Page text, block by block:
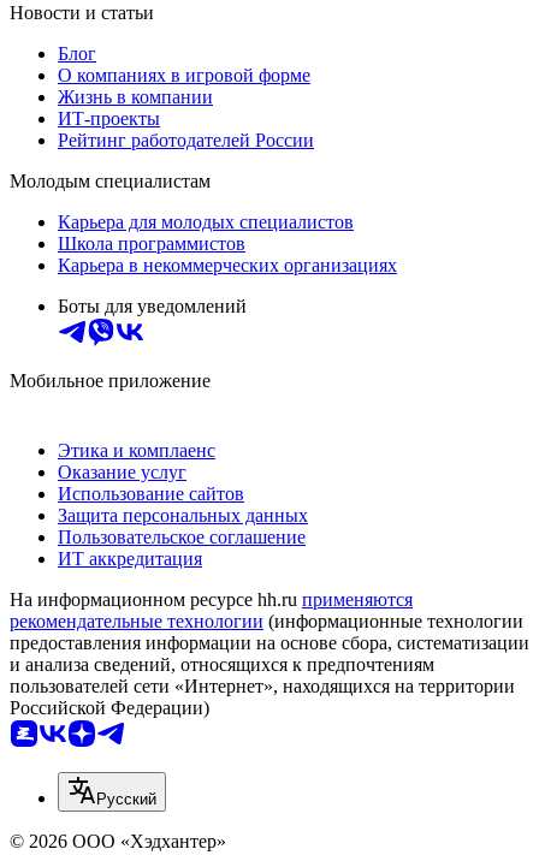
Новости и статьи
Блог
О компаниях в игровой форме
Жизнь в компании
ИТ-проекты
Рейтинг работодателей России
Молодым специалистам
Карьера для молодых специалистов
Школа программистов
Карьера в некоммерческих организациях
Боты для уведомлений
Мобильное приложение
Этика и комплаенс
Оказание услуг
Использование сайтов
Защита персональных данных
Пользовательское соглашение
ИТ аккредитация
На информационном ресурсе hh.ru применяются
рекомендательные технологии (информационные технологии
предоставления информации на основе сбора, систематизации
и анализа сведений, относящихся к предпочтениям
пользователей сети «Интернет», находящихся на территории
Российской Федерации)
Русский
© 2026 ООО «Хэдхантер»